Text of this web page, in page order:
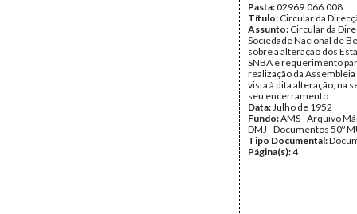
Pasta:02969.066.008
Título: Circular da
Assunto: Circular da
Sociedade Nacional de
sobre a alteração dos
SNBA e requerimento
realização da
vista à dita alteração, na
seu encerramento.
Data:Julho de 1952
Fundo:AMS - Arquivo
DMJ - Documentos 50º
Tipo Documental:
Página(s):4